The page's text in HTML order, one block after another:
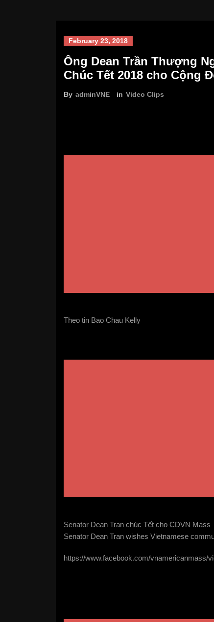
February 23, 2018
Ông Dean Trần Thượng
Chúc Tết 2018 cho Cộng
By adminVNE in Video Clips
Theo tin Bao Chau Kelly
Senator Dean Tran chúc Tết cho CDVN Mass
Senator Dean Tran wishes Vietnamese
https://www.facebook.com/vnamericanmass/